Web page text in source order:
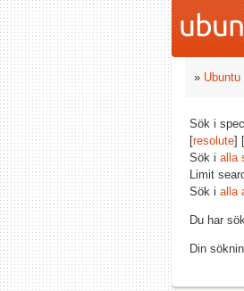
» Ubuntu
Sök i
[resolute] [
Sök i alla
Limit
Sök i alla
Du har
Din